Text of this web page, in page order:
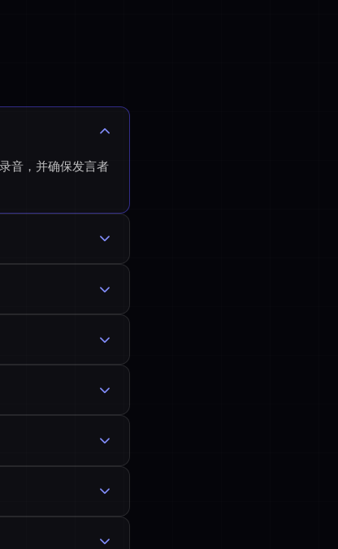
音，并确保发言者